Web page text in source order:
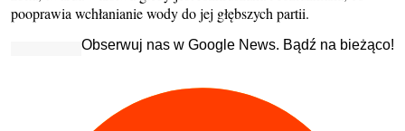
pooprawia wchłanianie wody do jej głębszych partii.
Obserwuj nas w Google News. Bądź na bieżąco!